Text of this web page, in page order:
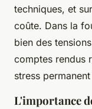
techniques, et
coûte. Dans la
bien des
comptes rendus
stress
L'importance